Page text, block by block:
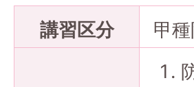
講習区分
甲